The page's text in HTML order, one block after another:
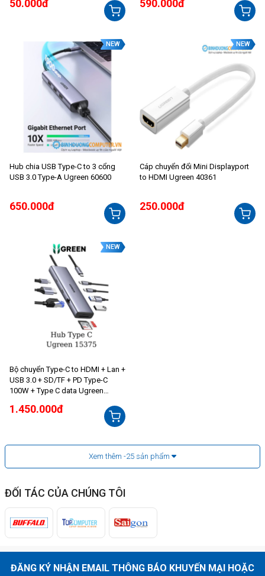
50.000đ 590.000đ
NEW
Hub chia USB Type-C to 3 cổng
USB 3.0 Type-A Ugreen 60600
650.000đ
NEW
Cáp chuyển đổi Mini Displayport
to HDMI Ugreen 40361
250.000đ
NEW
Bộ chuyển Type-C to HDMI + Lan +
USB 3.0 + SD/TF + PD Type-C
100W + Type C data Ugreen
1.450.000đ
Xem thêm -25 sản phẩm
ĐỐI TÁC CỦA CHÚNG TÔI
ĐĂNG KÝ NHẬN EMAIL THÔNG BÁO KHUYẾN MẠI HOẶC